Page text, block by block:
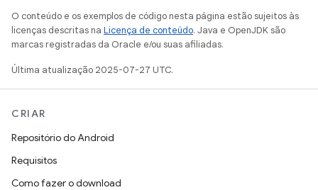
O conteúdo e os exemplos de código nesta página estão sujeitos às
licenças descritas na Licença de conteúdo. Java e OpenJDK são
marcas registradas da Oracle e/ou suas afiliadas.
Última atualização 2025-07-27 UTC.
CRIAR
Repositório do Android
Requisitos
Como fazer o download